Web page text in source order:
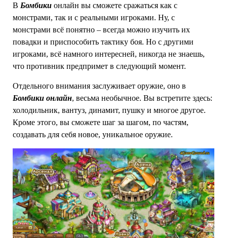
В Бомбикионлайн вы сможете сражаться как с
монстрами, так и с реальными игроками. Ну, с
монстрами всё понятно – всегда можно изучить их
повадки и приспособить тактику боя. Но с другими
игроками, всё намного интересней, никогда не знаешь,
что противник предпримет в следующий момент.
Отдельного внимания заслуживает оружие, оно в
Бомбики онлайн, весьма необычное. Вы встретите здесь:
холодильник, вантуз, динамит, пушку и многое другое.
Кроме этого, вы сможете шаг за шагом, по частям,
создавать для себя новое, уникальное оружие.